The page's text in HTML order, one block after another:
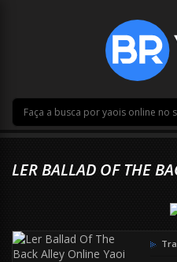
LER BALLAD OF THE